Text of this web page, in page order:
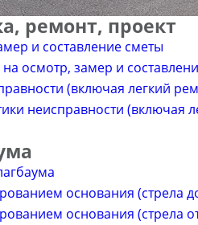
ремонт, проект
и составление сметы
осмотр, замер и
(включая легкий
неисправности (включая
основания (стрела
основания (стрела